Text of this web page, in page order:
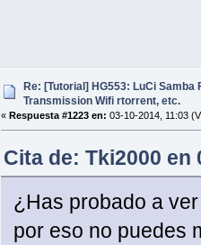
Re: [Tutorial] HG553: LuCi Samba
Transmission Wifi rtorrent, etc.
« Respuesta #1223 en: 03-10-2014, 11:03
Cita de: Tki2000 en
¿Has probado a
por eso no puedes